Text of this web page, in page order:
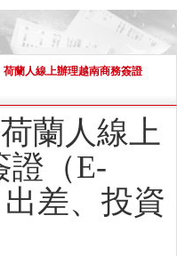
速通關服务
VISA服務
證狀態
荷蘭人線上辦理越南商務簽證
蘭人線上
證（E-
差、投資